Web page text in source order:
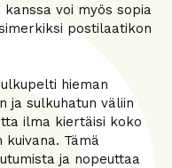
voi myös sopia
postilaatikon
hieman
ja sulkuhatun väliin
ilma kiertäisi koko
Tämä
ja nopeuttaa